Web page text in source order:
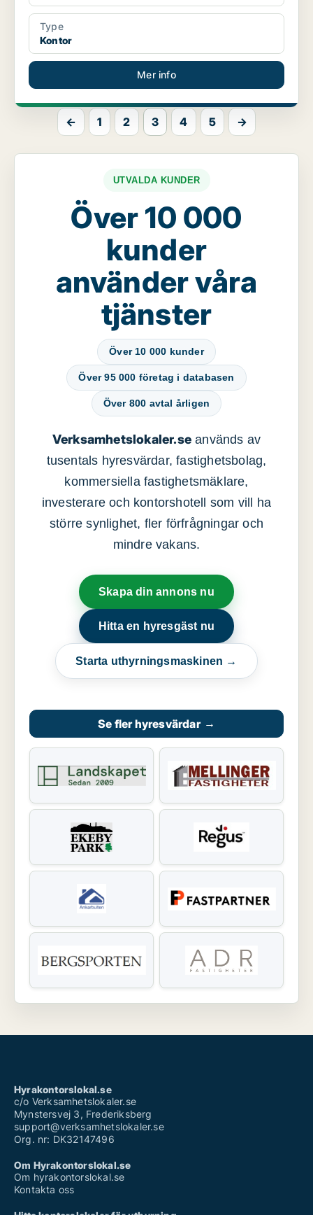
Type
Kontor
Mer info
← 1 2 3 4 5 →
UTVALDA KUNDER
Över 10 000
kunder
använder våra
tjänster
Över 10 000 kunder
Över 95 000 företag i databasen
Över 800 avtal årligen
Verksamhetslokaler.se används av
tusentals hyresvärdar, fastighetsbolag,
kommersiella fastighetsmäklare,
investerare och kontorshotell som vill ha
större synlighet, fler förfrågningar och
mindre vakans.
Skapa din annons nu
Hitta en hyresgäst nu
Starta uthyrningsmaskinen →
Se fler hyresvärdar →
Hyrakontorslokal.se
c/o Verksamhetslokaler.se
Mynstersvej 3, Frederiksberg
support@verksamhetslokaler.se
Org. nr: DK32147496
Om Hyrakontorslokal.se
Om hyrakontorslokal.se
Kontakta oss